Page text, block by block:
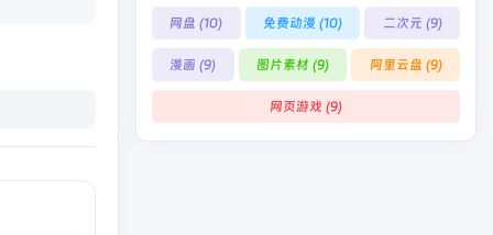
网盘 (10) 免费动漫 (10) 二次元 (9)
漫画 (9) 图片素材 (9) 阿里云盘 (9)
网页游戏 (9)